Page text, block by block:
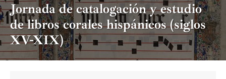
Jornada de catalogación y estudio
de libros corales hispánicos (siglos
XV-XIX)